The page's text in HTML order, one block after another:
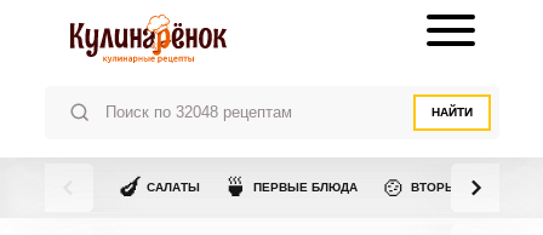
НАЙТИ
🍆 САЛАТЫ 🍵 ПЕРВЫЕ БЛЮДА 🍲 ВТОРЫЕ БЛЮДА